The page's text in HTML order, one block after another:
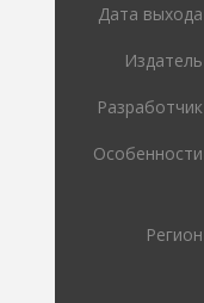
Дата выхода
Издатель
Разработчик
Особенности
Регион